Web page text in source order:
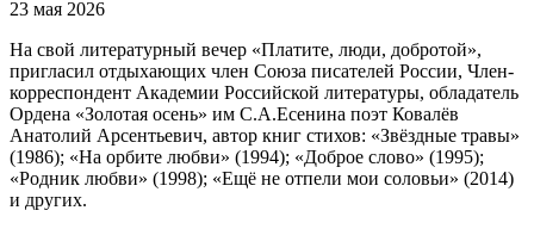
23 мая 2026
На свой литературный вечер «Платите, люди, добротой»,
пригласил отдыхающих член Союза писателей России, Член-
корреспондент Академии Российской литературы, обладатель
Ордена «Золотая осень» им С.А.Есенина поэт Ковалёв
Анатолий Арсентьевич, автор книг стихов: «Звёздные травы»
(1986); «На орбите любви» (1994); «Доброе слово» (1995);
«Родник любви» (1998); «Ещё не отпели мои соловьи» (2014)
и других.